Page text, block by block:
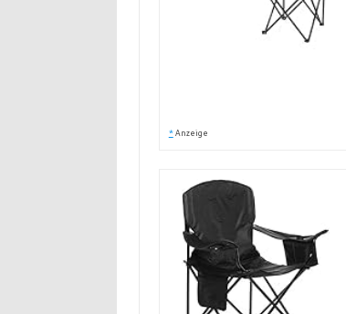
* Anzeige